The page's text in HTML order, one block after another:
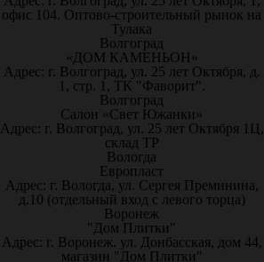
офис 104. Оптово-строительный рынок на
Тулака
Волгоград
«ДОМ КАМЕНЬОН»
Адрес: г. Волгоград, ул. 25 лет Октября, д.
1, стр. 1, ТК "Фаворит".
Волгоград
Салон «Свет Южанки»
Адрес: г. Волгоград, ул. 25 лет Октября 1Ц,
склад ТР
Вологда
Европласт
Адрес: г. Вологда, ул. Сергея Преминина,
д.10 (отдельный вход с левого торца)
Воронеж
"Дом Плитки"
Адрес: г. Воронеж. ул. Донбасская, дом 44,
магазин "Дом Плитки"